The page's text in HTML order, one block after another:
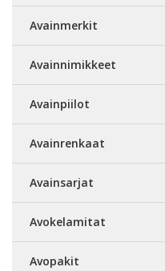
Avainmerkit
Avainnimikkeet
Avainpiilot
Avainrenkaat
Avainsarjat
Avokelamitat
Avopakit